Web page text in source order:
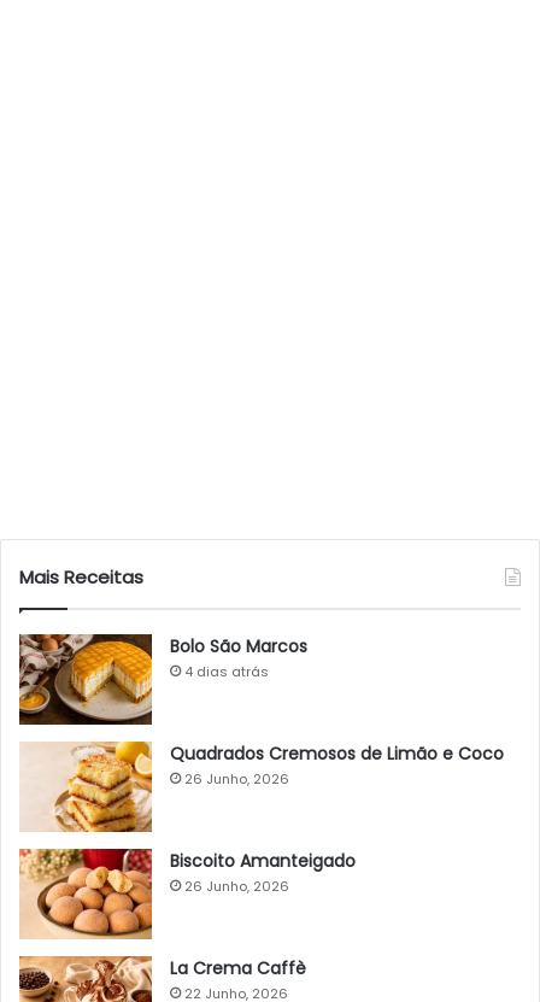
Mais Receitas
Bolo São Marcos
4 dias atrás
Quadrados Cremosos de Limão e Coco
26 Junho, 2026
Biscoito Amanteigado
26 Junho, 2026
La Crema Caffè
22 Junho, 2026